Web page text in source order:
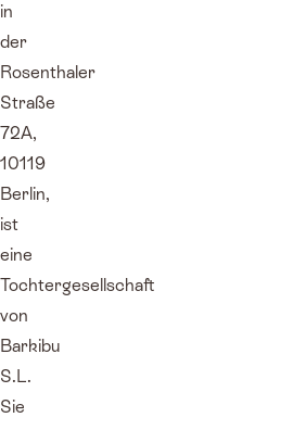
in
der
Rosenthaler
Straße
72A,
10119
Berlin,
ist
eine
Tochtergesellschaft
von
Barkibu
S.L.
Sie